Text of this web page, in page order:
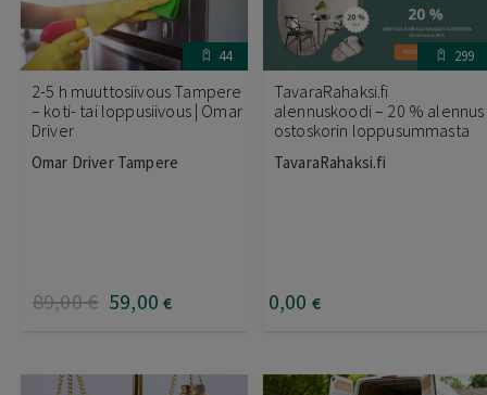
44
2-5 h muuttosiivous Tampere
– koti- tai loppusiivous | Omar
Driver
Omar Driver Tampere
89,00€ 59,00 €
299
TavaraRahaksi.fi
alennuskoodi – 20 % alennus
ostoskorin loppusummasta
TavaraRahaksi.fi
0,00 €